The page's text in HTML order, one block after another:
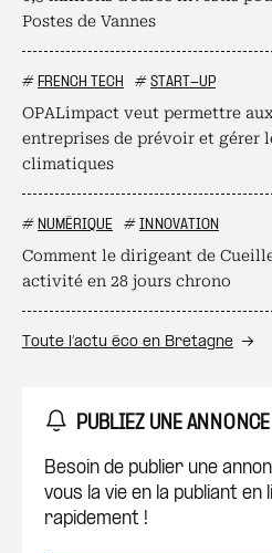
Postes de Vannes
# FRENCH TECH # START-UP
OPALimpact veut permettre
entreprises de prévoir et gérer
climatiques
# NUMÉRIQUE # INNOVATION
Comment le dirigeant de
activité en 28 jours chrono
Toute l’actu éco en Bretagne
PUBLIEZ UNE ANNONCE
Besoin de publier une
vous la vie en la publiant
rapidement !